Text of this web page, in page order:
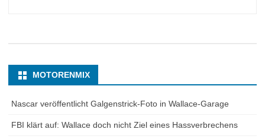
MOTORENMIX
Nascar veröffentlicht Galgenstrick-Foto in Wallace-Garage
FBI klärt auf: Wallace doch nicht Ziel eines Hassverbrechens